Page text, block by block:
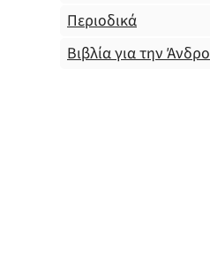
Περιοδικά
Βιβλία για την Άνδρο